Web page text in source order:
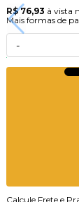
R$ 76,93 à vista
Mais formas de
-
Calcule Frete e